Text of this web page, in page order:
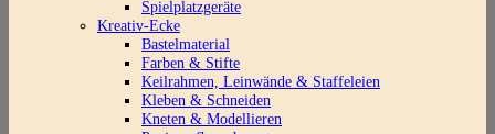
Spielplatzgeräte
Kreativ-Ecke
Bastelmaterial
Farben & Stifte
Keilrahmen, Leinwände & Staffeleien
Kleben & Schneiden
Kneten & Modellieren